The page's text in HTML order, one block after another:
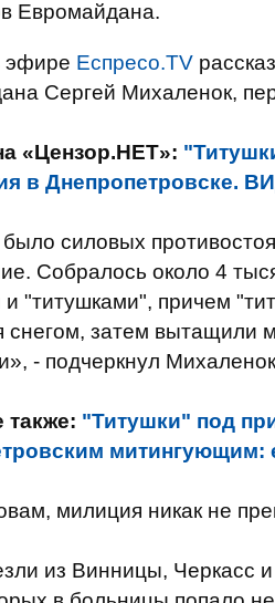
Евромайдана.
эфире Еспресо.TV
Сергей Михаленок,
«Цензор.НЕТ»:
в Днепропетровске.
силовых
Собралось около 4
"титушками", причем
снегом, затем вытащили
- подчеркнул
также: "Титушки" под
милиция никак не
из Винницы, Черкасс